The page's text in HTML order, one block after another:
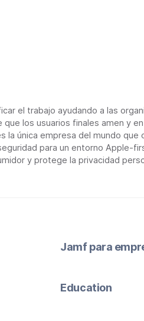
el trabajo ayudando a las
los usuarios finales amen y
la única empresa del mundo que
para un entorno Apple-
y protege la privacidad
Jamf para
Education